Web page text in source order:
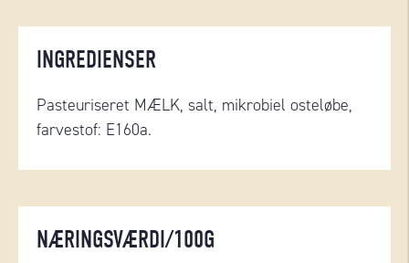
INGREDIENSER
Pasteuriseret MÆLK, salt, mikrobiel osteløbe,
farvestof: E160a.
NÆRINGSVÆRDI/100G